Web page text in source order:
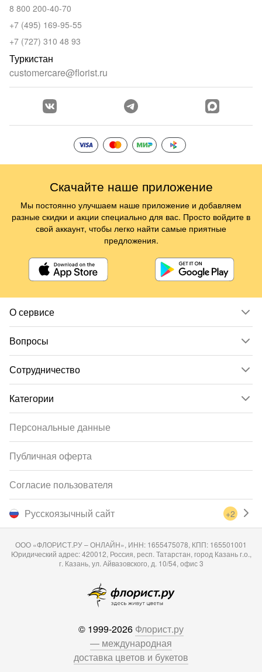
О сервисе
Вопросы
Сотрудничество
Категории
8 800 200-40-70
+7 (495) 169-95-55
+7 (727) 310 48 93
Туркистан
customercare@florist.ru
Русскоязычный сайт +2
Персональные данные
Публичная оферта
Согласие пользователя
ООО «ФЛОРИСТ.РУ – ОНЛАЙН», ИНН: 1655475078, КПП: 165501001
Юридический адрес: 420012, Россия, респ. Татарстан, город Казань г.о.,
г. Казань, ул. Айвазовского, д. 10/54, офис 3
© 1999-2026 Флорист.ру
— международная
доставка цветов и букетов
Скачайте наше приложение
Мы постоянно улучшаем наше приложение и добавляем
разные скидки и акции специально для вас. Просто войдите в
свой аккаунт, чтобы легко найти самые приятные
предложения.